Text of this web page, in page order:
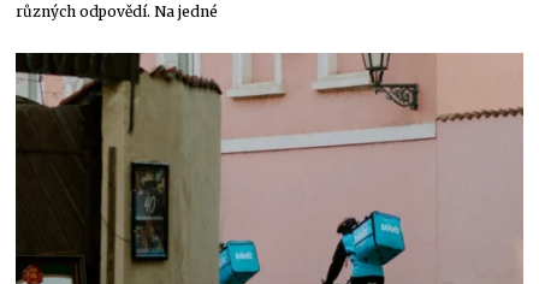
různých odpovědí. Na jedné